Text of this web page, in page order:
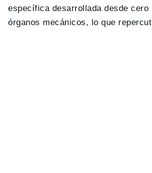
específica desarrollada desde
órganos mecánicos, lo que